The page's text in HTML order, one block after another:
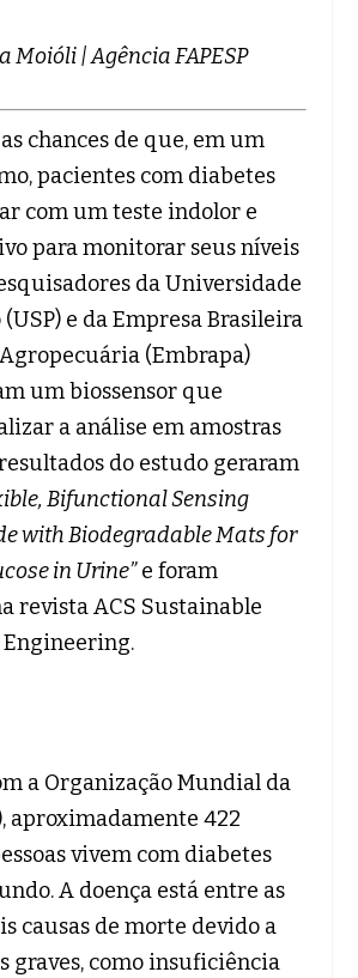
Moióli | Agência FAPESP
chances de que, em um
pacientes com diabetes
com um teste indolor e
para monitorar seus níveis
da Universidade
(USP) e da Empresa Brasileira
(Embrapa)
um biossensor que
a análise em amostras
do estudo geraram
Bifunctional Sensing
with Biodegradable Mats for
in Urine”e foram
revista ACS Sustainable
a Organização Mundial da
aproximadamente 422
vivem com diabetes
A doença está entre as
causas de morte devido a
graves, como insuficiência